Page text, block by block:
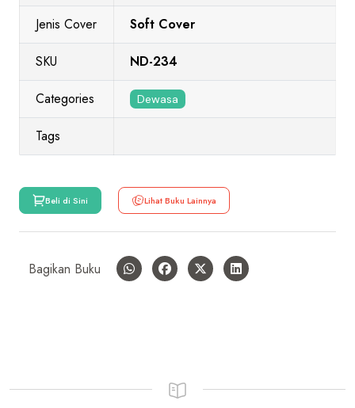
Jenis Cover Soft Cover
SKU ND-234
Categories Dewasa
Tags
Beli di Sini Lihat Buku Lainnya
Bagikan Buku